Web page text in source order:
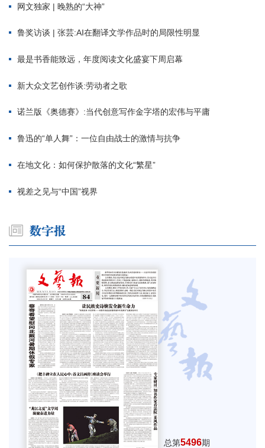
网文独家 | 晚熟的“大神”
鲁奖访谈 | 张芸:AI在翻译文学作品时的局限性明显
最是书香能致远，年度阅读文化盛宴下周启幕
新大众文艺创作谈:劳动者之歌
诺兰版《奥德赛》:当代创意写作金字塔的宏伟与平庸
鲁迅的“单人舞”：一位自由战士的激情与抗争
在地文化：如何保护散落的文化“繁星”
视差之见与“中国”视界
总第5496期